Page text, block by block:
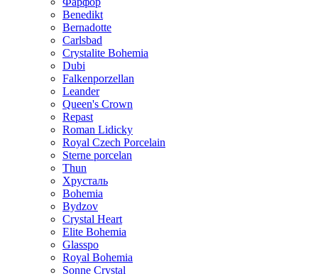
Benedikt
Bernadotte
Carlsbad
Crystalite Bohemia
Dubi
Falkenporzellan
Leander
Queen's Crown
Repast
Roman Lidicky
Royal Czech Porcelain
Sterne porcelan
Thun
Хрусталь
Bohemia
Bydzov
Crystal Heart
Elite Bohemia
Glasspo
Royal Bohemia
Sonne Crystal